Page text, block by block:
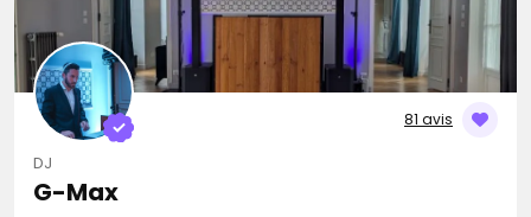
81 avis
DJ
G-Max